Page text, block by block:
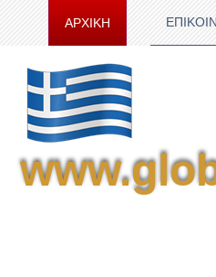
ΑΡΧΙΚΗ